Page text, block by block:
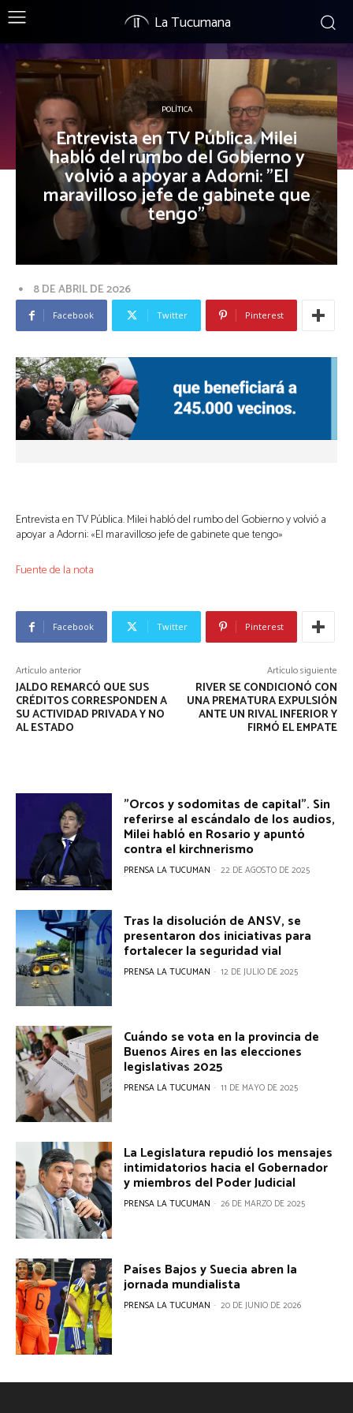
La Tucumana
POLÍTICA
Entrevista en TV Pública. Milei
habló del rumbo del Gobierno y
volvió a apoyar a Adorni: "El
maravilloso jefe de gabinete que
tengo"
8 DE ABRIL DE 2026
Facebook Twitter Pinterest
Entrevista en TV Pública. Milei habló del rumbo del Gobierno y volvió a
apoyar a Adorni: «El maravilloso jefe de gabinete que tengo»
Fuente de la nota
Facebook Twitter Pinterest
Artículo anterior
JALDO REMARCÓ QUE SUS
CRÉDITOS CORRESPONDEN A
SU ACTIVIDAD PRIVADA Y NO
AL ESTADO
Artículo siguiente
RIVER SE CONDICIONÓ CON
UNA PREMATURA EXPULSIÓN
ANTE UN RIVAL INFERIOR Y
FIRMÓ EL EMPATE
"Orcos y sodomitas de capital". Sin
referirse al escándalo de los audios,
Milei habló en Rosario y apuntó
contra el kirchnerismo
PRENSA LA TUCUMAN - 22 DE AGOSTO DE 2025
Tras la disolución de ANSV, se
presentaron dos iniciativas para
fortalecer la seguridad vial
PRENSA LA TUCUMAN - 12 DE JULIO DE 2025
Cuándo se vota en la provincia de
Buenos Aires en las elecciones
legislativas 2025
PRENSA LA TUCUMAN - 11 DE MAYO DE 2025
La Legislatura repudió los mensajes
intimidatorios hacia el Gobernador
y miembros del Poder Judicial
PRENSA LA TUCUMAN - 26 DE MARZO DE 2025
Países Bajos y Suecia abren la
jornada mundialista
PRENSA LA TUCUMAN - 20 DE JUNIO DE 2026